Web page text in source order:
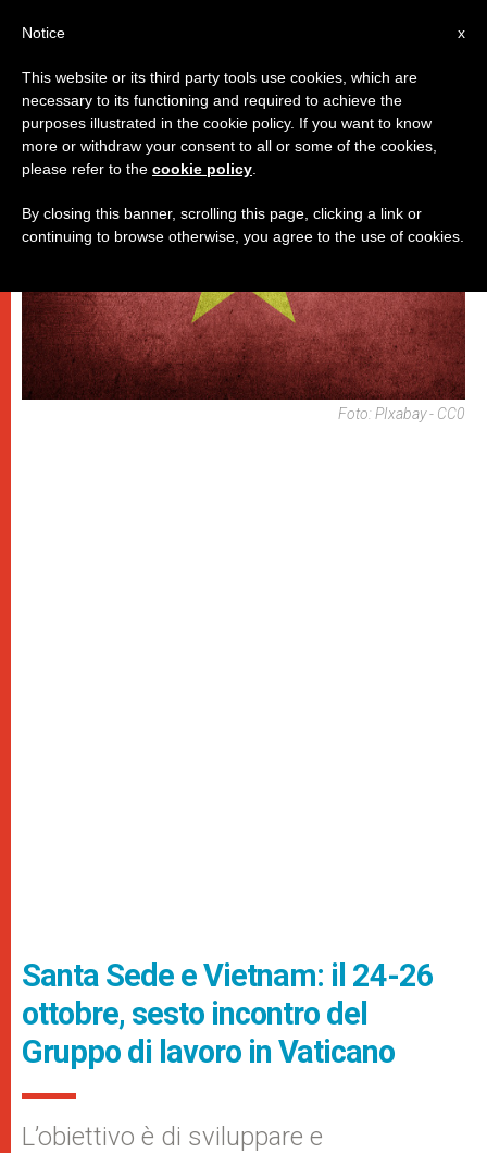
DICASTERI
Foto: PIxabay - CC0
Santa Sede e Vietnam: il 24-26
ottobre, sesto incontro del
Gruppo di lavoro in Vaticano
L’obiettivo è di sviluppare e
x
Notice
This website or its third party tools use cookies, which are
necessary to its functioning and required to achieve the
purposes illustrated in the cookie policy. If you want to know
more or withdraw your consent to all or some of the cookies,
please refer to the cookie policy
By closing this banner, scrolling this page, clicking a link or
continuing to browse otherwise, you agree to the use of cookies.